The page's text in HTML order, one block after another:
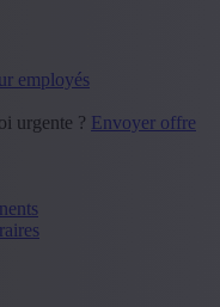
employés
urgente ? Envoyer offre